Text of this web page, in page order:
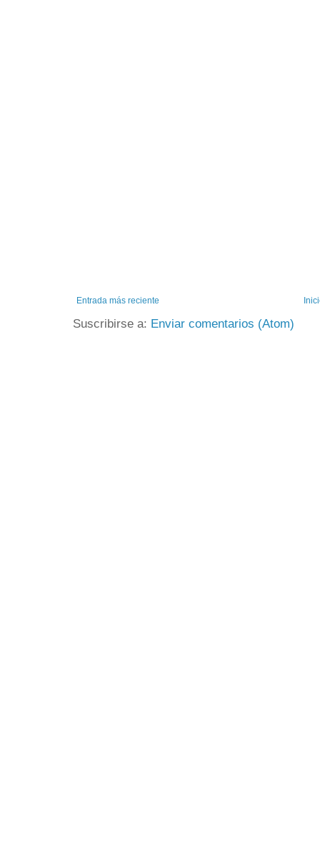
Entrada más reciente
Suscribirse a: Enviar comentarios (Atom)